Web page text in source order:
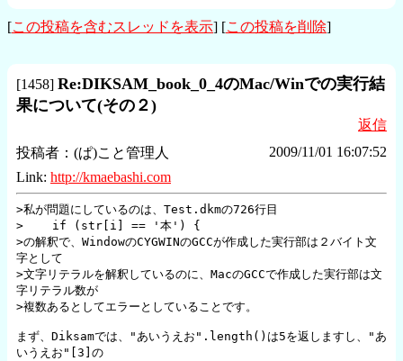
[この投稿を含むスレッドを表示] [この投稿を削除]
[1458] Re:DIKSAM_book_0_4のMac/Winでの実行結
果について(その２)
返信
投稿者： (ぱ)こと管理人
2009/11/01 16:07:52
Link: http://kmaebashi.com
>私が問題にしているのは、Test.dkmの726行目
>    if (str[i] == '本') {
>の解釈で、WindowのCYGWINのGCCが作成した実行部は２バイト文
字として
>文字リテラルを解釈しているのに、MacのGCCで作成した実行部は文
字リテラル数が
>複数あるとしてエラーとしていることです。
まず、Diksamでは、"あいうえお".length()は5を返しますし、"あ
いうえお"[3]の